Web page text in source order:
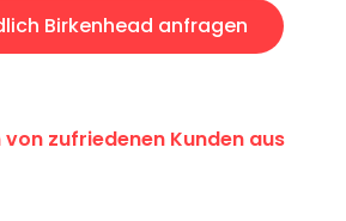
Birkenhead anfragen
von zufriedenen Kunden aus